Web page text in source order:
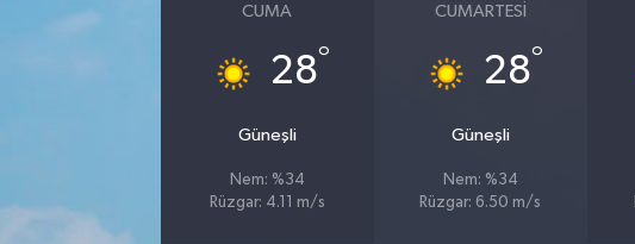
CUMA
28°
Güneşli
Nem: %34
Rüzgar: 4.11 m/s
CUMARTESI
28°
Güneşli
Nem: %34
Rüzgar: 6.50 m/s